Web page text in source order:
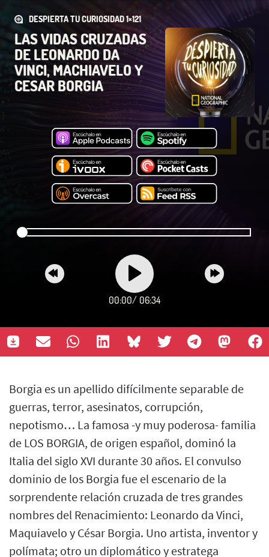
DESPIERTA TU CURIOSIDAD 1×121
LAS VIDAS CRUZADAS
DE LEONARDO DA
VINCI, MACHIAVELO Y
CESAR BORGIA
00:00/ 06:34
Borgia es un apellido difícilmente separable de
guerras, terror, asesinatos, corrupción,
nepotismo… La famosa -y muy poderosa- familia
de LOS BORGIA, de origen español, dominó la
Italia del siglo XVI durante 30 años. El convulso
dominio de los Borgia fue el escenario de la
sorprendente relación cruzada de tres grandes
nombres del Renacimiento: Leonardo da Vinci,
Maquiavelo y César Borgia. Uno artista, inventor y
polímata; otro un diplomático y estratega